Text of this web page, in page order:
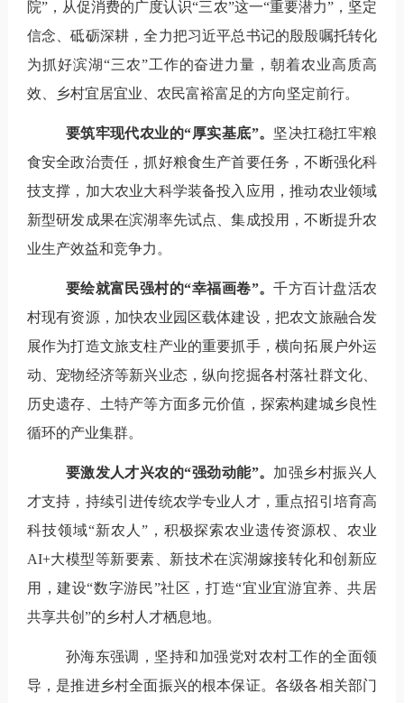
院”，从促消费的广度认识“三农”这一“重要潜力”，坚定
信念、砥砺深耕，全力把习近平总书记的殷殷嘱托转化
为抓好滨湖“三农”工作的奋进力量，朝着农业高质高
效、乡村宜居宜业、农民富裕富足的方向坚定前行。
要筑牢现代农业的“厚实基底”。 坚决扛稳扛牢粮
食安全政治责任，抓好粮食生产首要任务，不断强化科
技支撑，加大农业大科学装备投入应用，推动农业领域
新型研发成果在滨湖率先试点、集成投用，不断提升农
业生产效益和竞争力。
要绘就富民强村的“幸福画卷”。千方百计盘活农
村现有资源，加快农业园区载体建设，把农文旅融合发
展作为打造文旅支柱产业的重要抓手，横向拓展户外运
动、宠物经济等新兴业态，纵向挖掘各村落社群文化、
历史遗存、土特产等方面多元价值，探索构建城乡良性
循环的产业集群。
要激发人才兴农的“强劲动能”。 加强乡村振兴人
才支持，持续引进传统农学专业人才，重点招引培育高
科技领域“新农人”，积极探索农业遗传资源权、农业
AI+大模型等新要素、新技术在滨湖嫁接转化和创新应
用，建设“数字游民”社区，打造“宜业宜游宜养、共居
共享共创”的乡村人才栖息地。
孙海东强调 ， 坚持和加强党对农村工作的全面领
导，是推进乡村全面振兴的根本保证。各级各相关部门